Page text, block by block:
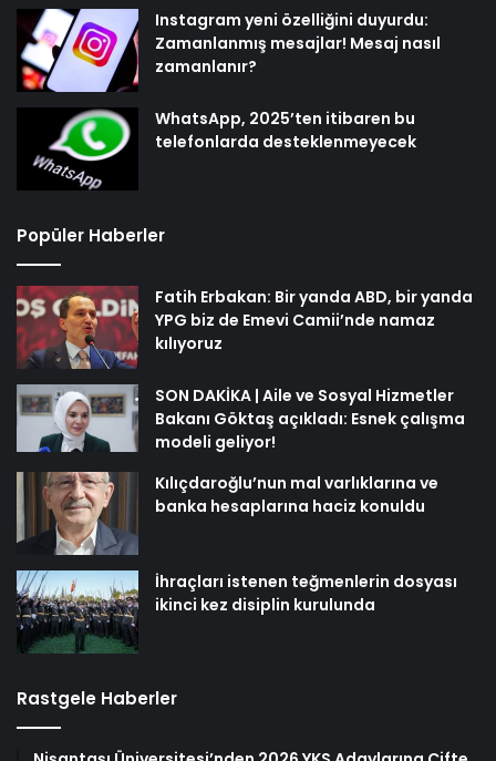
Instagram yeni özelliğini duyurdu:
Zamanlanmış mesajlar! Mesaj nasıl
zamanlanır?
WhatsApp, 2025’ten itibaren bu
telefonlarda desteklenmeyecek
Popüler Haberler
Fatih Erbakan: Bir yanda ABD, bir yanda
YPG biz de Emevi Camii’nde namaz
kılıyoruz
SON DAKİKA | Aile ve Sosyal Hizmetler
Bakanı Göktaş açıkladı: Esnek çalışma
modeli geliyor!
Kılıçdaroğlu’nun mal varlıklarına ve
banka hesaplarına haciz konuldu
İhraçları istenen teğmenlerin dosyası
ikinci kez disiplin kurulunda
Rastgele Haberler